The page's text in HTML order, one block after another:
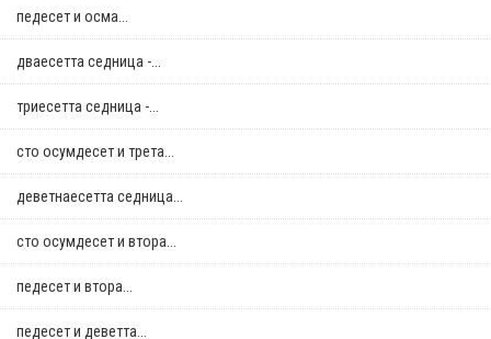
педесет и осма...
дваесетта седница -...
триесетта седница -...
сто осумдесет и трета...
деветнаесетта седница...
сто осумдесет и втора...
педесет и втора...
педесет и деветта...